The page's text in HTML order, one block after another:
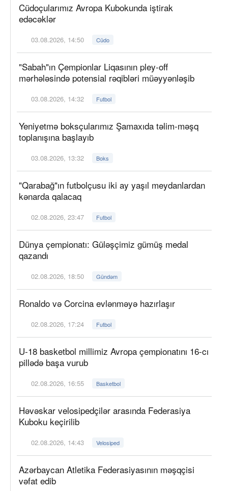
Cüdoçularımız Avropa Kubokunda iştirak
edəcəklər
03.08.2026, 14:50 Cüdo
"Sabah"ın Çempionlar Liqasının pley-off
mərhələsində potensial rəqibləri müəyyənləşib
03.08.2026, 14:32 Futbol
Yeniyetmə boksçularımız Şamaxıda təlim-məşq
toplanışına başlayıb
03.08.2026, 13:32 Boks
"Qarabağ"ın futbolçusu iki ay yaşıl meydanlardan
kənarda qalacaq
02.08.2026, 23:47 Futbol
Dünya çempionatı: Güləşçimiz gümüş medal
qazandı
02.08.2026, 18:50 Gündəm
Ronaldo və Corcina evlənməyə hazırlaşır
02.08.2026, 17:24 Futbol
U-18 basketbol millimiz Avropa çempionatını 16-cı
pillədə başa vurub
02.08.2026, 16:55 Basketbol
Həvəskar velosipedçilər arasında Federasiya
Kuboku keçirilib
02.08.2026, 14:43 Velosiped
Azərbaycan Atletika Federasiyasının məşqçisi
vəfat edib